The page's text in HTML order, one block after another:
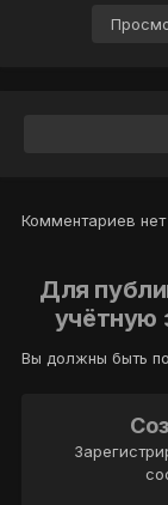
Комментариев нет
Для
учётную
Вы должны быть